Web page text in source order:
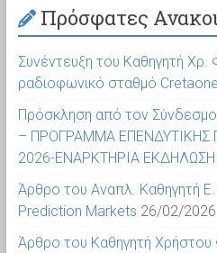
Πρόσφατες
Συνέντευξη του Καθηγητή
ραδιοφωνικό σταθμό
Πρόσκληση από τον
– ΠΡΟΓΡΑΜΜΑ ΕΠΕΝΔΥΤΙΚΗΣ
2026-ΕΝΑΡΚΤΗΡΙΑ ΕΚΔΗΛΩΣΗ
Άρθρο του Αναπλ. Καθηγητή
Prediction Markets 26/02/2026
Άρθρο του Καθηγητή